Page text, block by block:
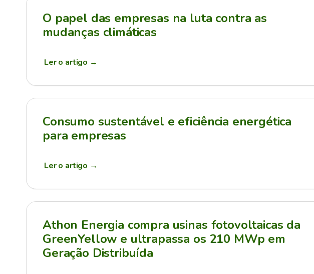
O papel das empresas na luta contra as
mudanças climáticas
Ler o artigo →
Consumo sustentável e eficiência energética
para empresas
Ler o artigo →
Athon Energia compra usinas fotovoltaicas da
GreenYellow e ultrapassa os 210 MWp em
Geração Distribuída